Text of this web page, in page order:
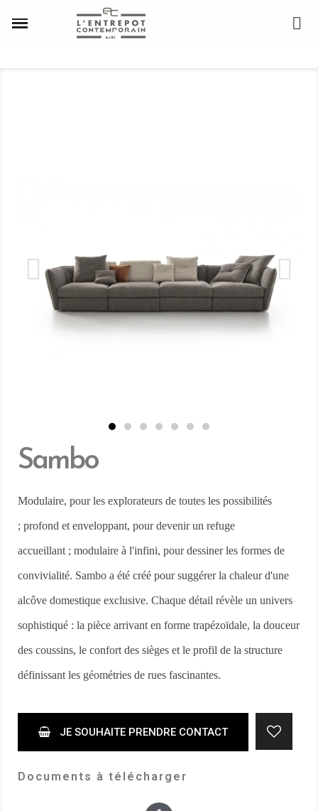
Sambo
Modulaire, pour les explorateurs de toutes les possibilités
; profond et enveloppant, pour devenir un refuge
accueillant ; modulaire à l'infini, pour dessiner les formes de
convivialité. Sambo a été créé pour suggérer la chaleur d'une
alcôve domestique exclusive. Chaque détail révèle un univers
sophistiqué : la pièce arrivant en forme trapézoïdale, la douceur
des coussins, le confort des sièges et le profil de la structure
définissant les géométries de rues fascinantes.
JE SOUHAITE PRENDRE CONTACT
Documents à télécharger